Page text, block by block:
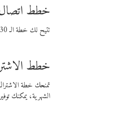
خطط اتصال
تتيح لك خطة الـ 30 يوماً للاتصال إجراء مكالمات دولية إلى الوجهة التي تختارها لمدة 30 يوماً بأسعار فايبر المنخفضة.
خطط
تمنحك خطة
الشهرية، يمكنك